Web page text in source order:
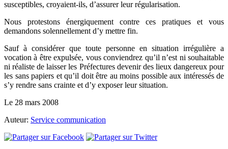
susceptibles, croyaient-ils, d’assurer leur régularisation.
Nous protestons énergiquement contre ces pratiques et vous
demandons solennellement d’y mettre fin.
Sauf à considérer que toute personne en situation irrégulière a
vocation à être expulsée, vous conviendrez qu’il n’est ni souhaitable
ni réaliste de laisser les Préfectures devenir des lieux dangereux pour
les sans papiers et qu’il doit être au moins possible aux intéressés de
s’y rendre sans crainte et d’y exposer leur situation.
Le 28 mars 2008
Auteur: Service communication